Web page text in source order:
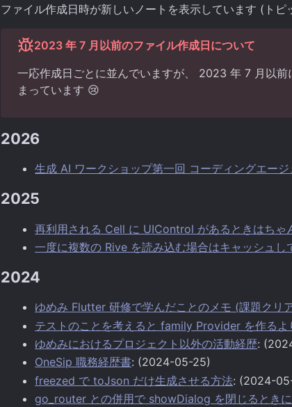
ファイル作成日時が新しいノートを表示しています (トピ
2023 年 7 月以前のファイル作成日について
一応作成日ごとに並んでいますが、 2023 年 7 月以前
まっています 😢
2026
生成 AI ワークショップ第一回 コーディングエー
2025
再利用される Cell に UIControl があるときはち
一度に複数の Rive を読み込む場合はキャッシュし
2024
ゆめみ Flutter 研修で学んだことのメモ (課題クリ
テストのことを考えると family Provider を作る
ゆめみにおけるプロジェクト以外の活動経歴:
OneSip 職務経歴書: (2024-05-25)
freezed で toJson だけ生成させる方法: (2024-
go_router との併用で showDialog を閉じるとき